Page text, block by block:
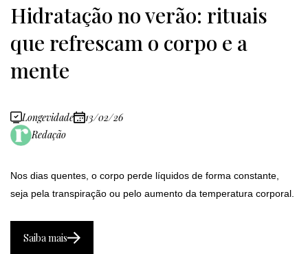
Hidratação no verão: rituais
que refrescam o corpo e a
mente
Longevidade
13/02/26
Redação
Nos dias quentes, o corpo perde líquidos de forma constante,
seja pela transpiração ou pelo aumento da temperatura corporal.
Saiba mais